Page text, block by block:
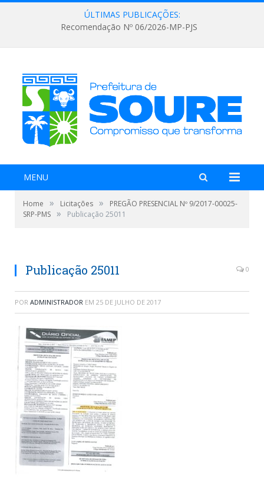
ÚLTIMAS PUBLICAÇÕES:
Recomendação Nº 06/2026-MP-PJS
MENU
Home » Licitações »
PREGÃO PRESENCIAL Nº 9/2017-00025-
SRP-PMS » Publicação 25011
Publicação 25011 0
POR ADMINISTRADOR EM 25 DE JULHO DE 2017